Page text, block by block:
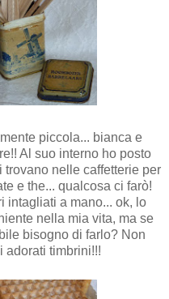
piccola... bianca e
Al suo interno ho posto
nelle caffetterie per
e the... qualcosa ci farò!
intagliati a mano... ok, lo
nella mia vita, ma se
bisogno di farlo? Non
adorati timbrini!!!